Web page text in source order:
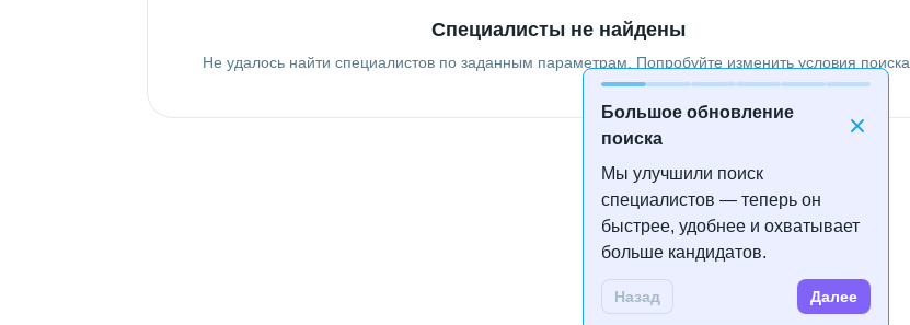
Большое обновление
поиска
Мы улучшили поиск
специалистов — теперь он
быстрее, удобнее и охватывает
больше кандидатов.
Назад Далее
Специалисты не найдены
Не удалось найти специалистов по заданным параметрам. Попробуйте изменить условия поиска.